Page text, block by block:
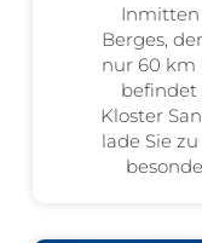
Inmitten
Berges,
nur 60 km
befindet
Kloster
lade Sie